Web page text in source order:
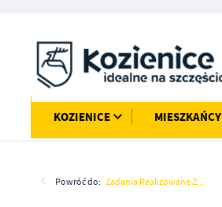
KOZIENICE MIESZKAŃCY
Powróć do: Zadania Realizowane Z...